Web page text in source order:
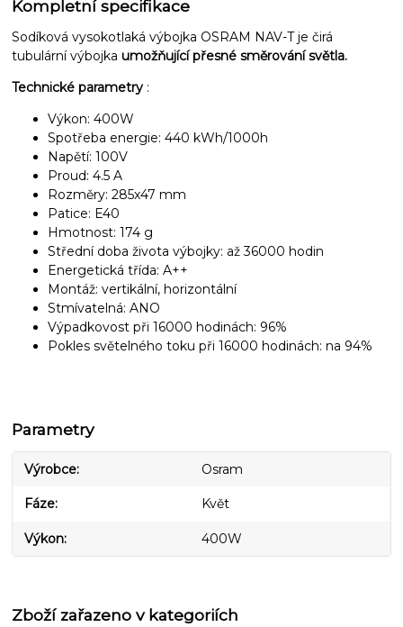
Kompletní specifikace
Sodíková vysokotlaká výbojka OSRAM NAV-T je čirá
tubulární výbojkaumožňující přesné směrování světla.
Technické parametry :
Výkon: 400W
Spotřeba energie: 440 kWh/1000h
Napětí: 100V
Proud: 4.5 A
Rozměry: 285x47 mm
Patice: E40
Hmotnost: 174 g
Střední doba života výbojky: až 36000 hodin
Energetická třída: A++
Montáž: vertikální, horizontální
Stmívatelná: ANO
Výpadkovost při 16000 hodinách: 96%
Pokles světelného toku při 16000 hodinách: na 94%
Parametry
Výrobce Osram
Fáze Květ
Výkon 400W
Zboží zařazeno v kategoriích